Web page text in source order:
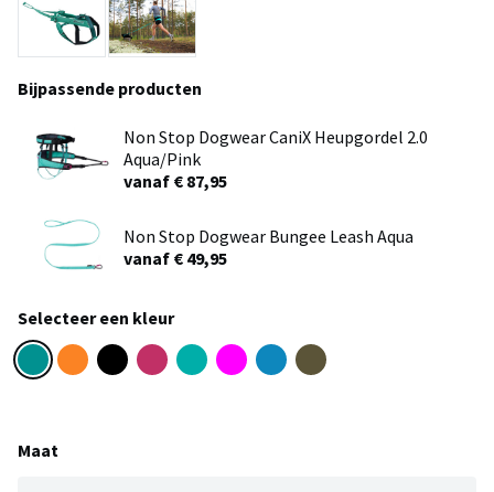
Bijpassende producten
Non Stop Dogwear CaniX Heupgordel 2.0
Aqua/Pink
vanaf € 87,95
Non Stop Dogwear Bungee Leash Aqua
vanaf € 49,95
Selecteer een kleur
Maat